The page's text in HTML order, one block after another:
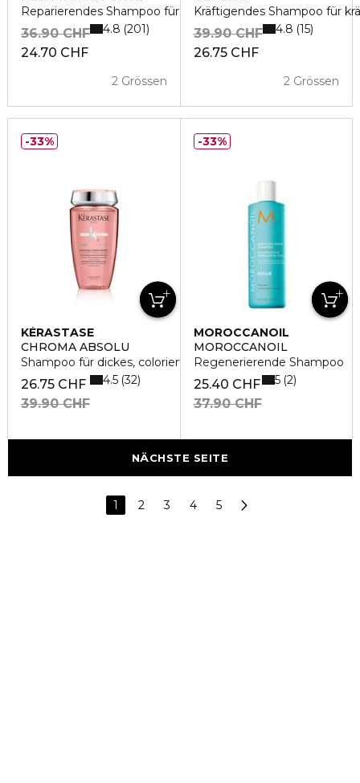
Reparierendes Shampoo für geschädigtes Haar
24.70 CHF
36.90 CHF
2 Grössen
4.8 201
Kräftigendes Shampoo für
26.75 CHF
39.90 CHF
2 Grössen
4.8 15
KÉRASTASE
CHROMA ABSOLU
Shampoo für dickes, coloriertes Haar
26.75 CHF
39.90 CHF
4.5 32
33%
MOROCCANOIL
MOROCCANOIL
Regenerierende Shampoo
25.40 CHF
37.90 CHF
5 2
33%
NÄCHSTE SEITE
1 2 3 4 5